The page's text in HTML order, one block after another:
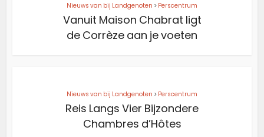
Nieuws van bij Landgenoten > Perscentrum
Vanuit Maison Chabrat ligt
de Corrèze aan je voeten
Nieuws van bij Landgenoten > Perscentrum
Reis Langs Vier Bijzondere
Chambres d’Hôtes